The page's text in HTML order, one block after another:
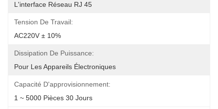
L'interface Réseau RJ 45
Tension De Travail:
AC220V ± 10%
Dissipation De Puissance:
Pour Les Appareils Électroniques
Capacité D'approvisionnement:
1 ~ 5000 Pièces 30 Jours